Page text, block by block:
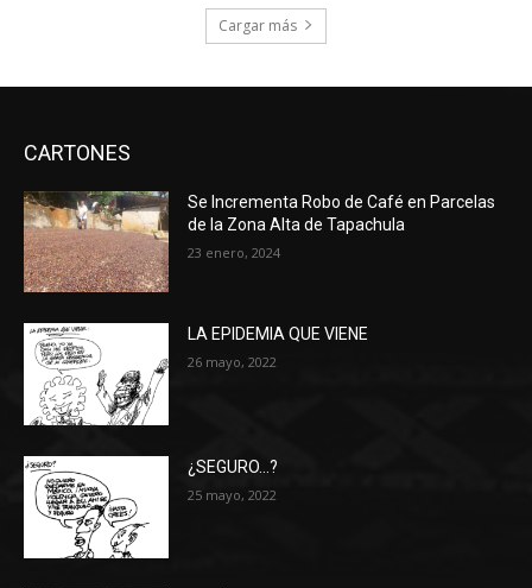
Cargar más
CARTONES
Se Incrementa Robo de Café en Parcelas
de la Zona Alta de Tapachula
23 enero, 2024
LA EPIDEMIA QUE VIENE
26 mayo, 2022
¿SEGURO…?
25 mayo, 2022